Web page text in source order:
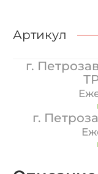
Артикул
г.
г.